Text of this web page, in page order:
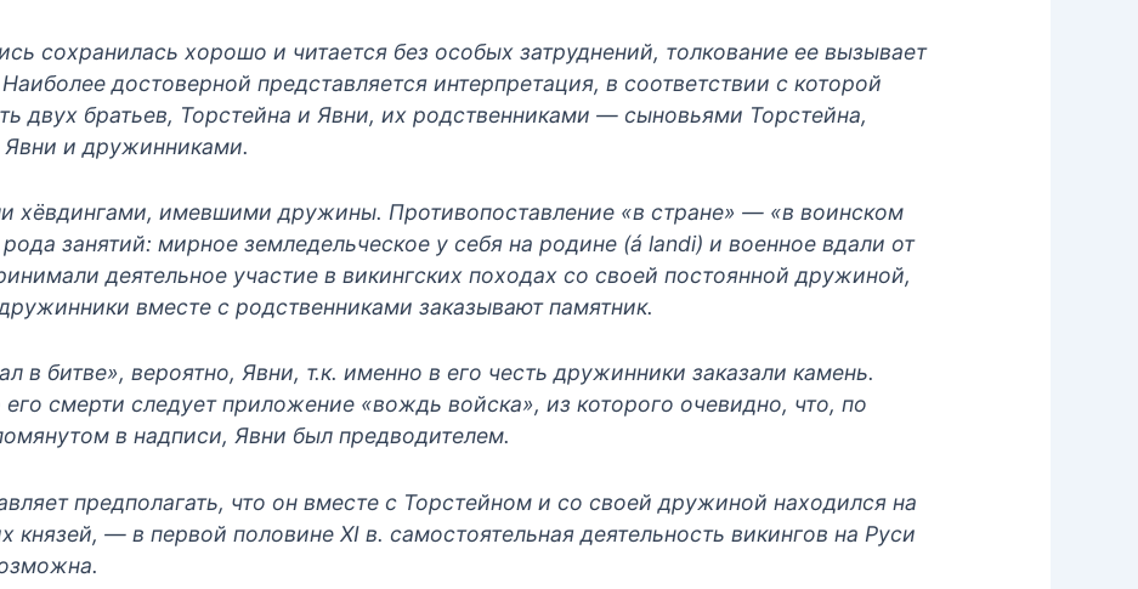
сохранилась хорошо и читается без особых затруднений, толкование ее вызывает
достоверной представляется интерпретация, в соответствии с которой
двух братьев, Торстейна и Явни, их родственниками — сыновьями Торстейна,
и дружинниками.
хёвдингами, имевшими дружины. Противопоставление «в стране» — «в воинском
занятий: мирное земледельческое у себя на родине (á landi) и военное вдали от
деятельное участие в викингских походах со своей постоянной дружиной,
вместе с родственниками заказывают памятник.
в битве», вероятно, Явни, т.к. именно в его честь дружинники заказали камень.
смерти следует приложение «вождь войска», из которого очевидно, что, по
в надписи, Явни был предводителем.
предполагать, что он вместе с Торстейном и со своей дружиной находился на
князей, — в первой половине XI в. самостоятельная деятельность викингов на Руси